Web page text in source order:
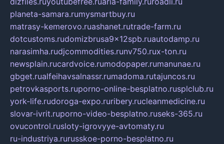
planeta-samara.rumysmartbuy.ru
matrasy-kemerovo.ruashanet.rutrade-farm.ru
dotcustoms.rudomizbrusa9x12spb.ruautodamp.ru
narasimha.rudjcommodities.runv750.rux-ton.ru
newsplain.rucardvoice.rumodopaper.rumanunae.ru
gbget.rualfeihavsalnassr.rumadoma.rutajuncos.ru
petrovkasports.ruporno-online-besplatno.rusplclub.ru
york-life.rudoroga-expo.ruribery.rucleanmedicine.ru
slovar-ivrit.ruporno-video-besplatno.ruseks-365.ru
ovucontrol.rusloty-igrovyye-avtomaty.ru
ru-industriya.rurusskoe-porno-besplatno.ru